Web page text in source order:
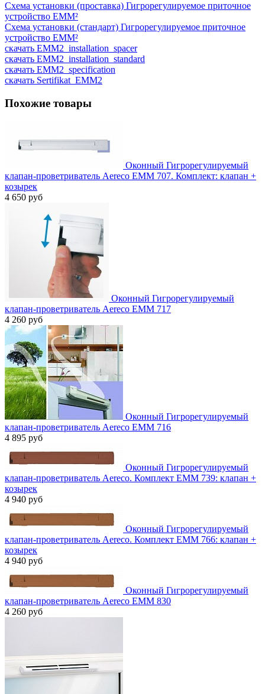
Схема установки (проставка) Гигрорегулируемое приточное
устройство EMM²
Схема установки (стандарт) Гигрорегулируемое приточное
устройство EMM²
скачать EMM2_installation_spacer
скачать EMM2_installation_standard
скачать EMM2_specification
скачать Sertifikat_EMM2
Похожие товары
Оконный Гигрорегулируемый
клапан-проветриватель Aereco EMM 707. Комплект: клапан +
козырек
4 650 руб
Оконный Гигрорегулируемый
клапан-проветриватель Aereco EMM 717
4 260 руб
Оконный Гигрорегулируемый
клапан-проветриватель Aereco EMM 716
4 895 руб
Оконный Гигрорегулируемый
клапан-проветриватель Aereco. Комплект EMM 739: клапан +
козырек
4 940 руб
Оконный Гигрорегулируемый
клапан-проветриватель Aereco. Комплект EMM 766: клапан +
козырек
4 940 руб
Оконный Гигрорегулируемый
клапан-проветриватель Aereco EMM 830
4 260 руб